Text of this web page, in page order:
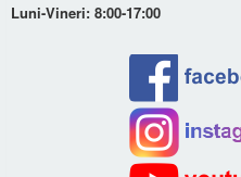
Luni-Vineri: 8:00-17:00